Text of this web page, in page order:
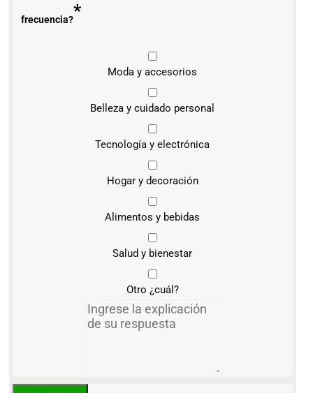
frecuencia?*
Moda y accesorios
Belleza y cuidado personal
Tecnología y electrónica
Hogar y decoración
Alimentos y bebidas
Salud y bienestar
Otro ¿cuál?